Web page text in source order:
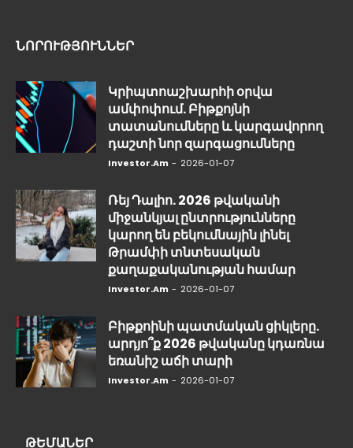
ՆՈՐՈՒԹՅՈՒՆՆԵՐ
Կրիպտոաշխարհի օրվա
ամփոփում. Բիթքոյնի
տատանումները և կարգավորող
դաշտի նոր զարգացումները
Investor.am - 2026-01-07
Ռեյ Դալիո. 2026 թվականի
միջանկյալ ընտրությունները
կարող են բեկումնային լինել
Թրամփի տնտեսական
քաղաքականության համար
Investor.am - 2026-01-07
Բիթքոինի պատմական ցիկլերը.
արդյո՞ք 2026 թվականը կդառնա
եռանիշ աճի տարի
Investor.am - 2026-01-07
ԹԵՄԱՆԵՐ